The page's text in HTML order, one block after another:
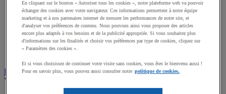
Quincaillerie
Tables pliantes et bancs
Rubalise et cônes de signalisation
Marquage au sol intérieur, extérieur
Porte voix et talkies walkies
Piles
Voir tous les produits
En cliquant sur le bouton « Autoriser tous les cookies », notre plateforme web va pouvoir
échanger des cookies avec votre navigateur. Ces informations permettent à notre équipe
marketing et à nos partenaires internet de mesurer les performances de notre site, et
d'analyser vos préférences de contenu. Nous pouvons ainsi vous proposer des articles
encore plus adaptés à vos besoins et de la publicité appropriée. Si vous souhaitez plus
d'informations sur les finalités et choisir vos préférences par type de cookies, cliquez sur
« Paramètres des cookies ».
Et si vous choisissez de continuer votre visite sans cookies, vous êtes le bienvenu aussi !
Pour en savoir plus, vous pouvez aussi consulter notre politique de cookies.